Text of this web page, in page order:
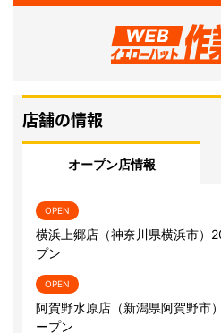
店舗の情報
オープン店情報